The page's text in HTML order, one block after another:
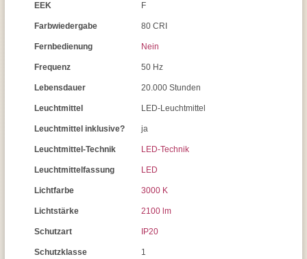
EEK F
Farbwiedergabe 80 CRI
Fernbedienung Nein
Frequenz 50 Hz
Lebensdauer 20.000 Stunden
Leuchtmittel LED-Leuchtmittel
Leuchtmittel inklusive? ja
Leuchtmittel-Technik LED-Technik
Leuchtmittelfassung LED
Lichtfarbe 3000 K
Lichtstärke 2100 lm
Schutzart IP20
Schutzklasse 1